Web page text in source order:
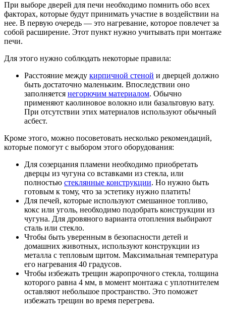
При выборе дверей для печи необходимо помнить обо всех
факторах, которые будут принимать участие в воздействии на
нее. В первую очередь — это нагревание, которое повлечет за
собой расширение. Этот пункт нужно учитывать при монтаже
печи.
Для этого нужно соблюдать некоторые правила:
Расстояние между кирпичной стеной и дверцей должно
быть достаточно маленьким. Впоследствии оно
заполняется негорючим материалом. Обычно
применяют каолиновое волокно или базальтовую вату.
При отсутствии этих материалов используют обычный
асбест.
Кроме этого, можно посоветовать несколько рекомендаций,
которые помогут с выбором этого оборудования:
Для созерцания пламени необходимо приобретать
дверцы из чугуна со вставками из стекла, или
полностью стеклянные конструкции. Но нужно быть
готовым к тому, что за эстетику нужно платить!
Для печей, которые используют смешанное топливо,
кокс или уголь, необходимо подобрать конструкции из
чугуна. Для дровяного варианта отопления выбирают
сталь или стекло.
Чтобы быть уверенным в безопасности детей и
домашних животных, используют конструкции из
металла с тепловым щитом. Максимальная температура
его нагревания 40 градусов.
Чтобы избежать трещин жаропрочного стекла, толщина
которого равна 4 мм, в момент монтажа с уплотнителем
оставляют небольшое пространство. Это поможет
избежать трещин во время перегрева.